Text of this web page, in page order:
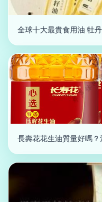
全球十大最貴食用油 牡
長壽花花生油質量好嗎